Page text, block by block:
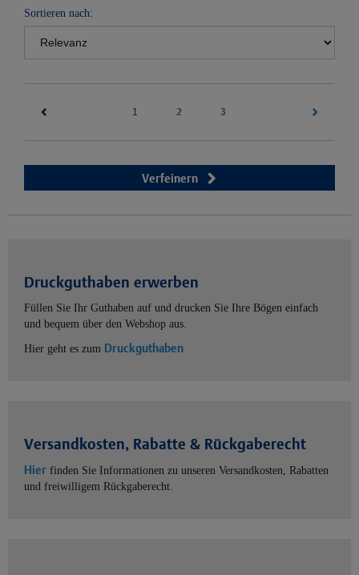
Sortieren nach:
1 2 3
Verfeinern
Druckguthaben erwerben
Füllen Sie Ihr Guthaben auf und drucken Sie Ihre Bögen einfach
und bequem über den Webshop aus.
Hier geht es zum Druckguthaben
Versandkosten, Rabatte & Rückgaberecht
Hier finden Sie Informationen zu unseren Versandkosten, Rabatten
und freiwilligem Rückgaberecht.